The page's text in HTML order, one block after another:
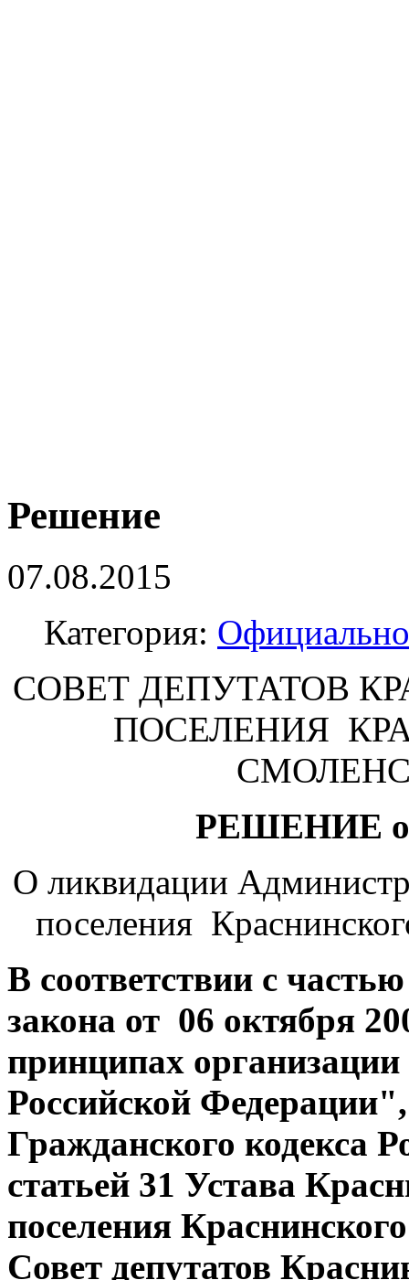
Решение
07.08.2015
Категория: Официально
СОВЕТ ДЕПУТАТОВ
ПОСЕЛЕНИЯ
РЕШЕНИЕ от 30
О ликвидации
поселения
В соответствии с
закона от 06 октября
принципах
Российской
Гражданского кодекса
статьей 31 Устава
поселения
Совет депутатов